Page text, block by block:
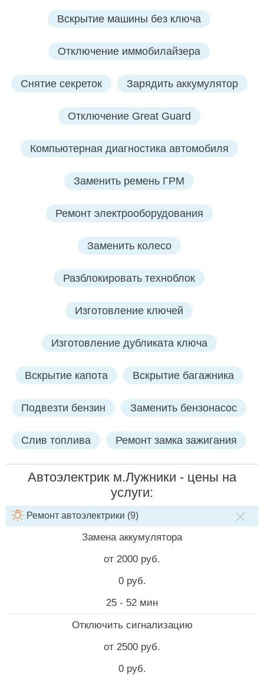
Вскрытие машины без ключа
Отключение иммобилайзера
Снятие секреток Зарядить аккумулятор
Отключение Great Guard
Компьютерная диагностика автомобиля
Заменить ремень ГРМ
Ремонт электрооборудования
Заменить колесо
Разблокировать техноблок
Изготовление ключей
Изготовление дубликата ключа
Вскрытие капота Вскрытие багажника
Подвезти бензин Заменить бензонасос
Слив топлива Ремонт замка зажигания
Автоэлектрик м.Лужники - цены на
услуги:
НАИМЕНОВАНИЕ УСЛУГИСТОИМОСТЬ РАБОТ
Ремонт автоэлектрики (9)
Замена аккумулятора
от 2000 руб.
0 руб.
25 - 52 мин
Отключить сигнализацию
от 2500 руб.
0 руб.